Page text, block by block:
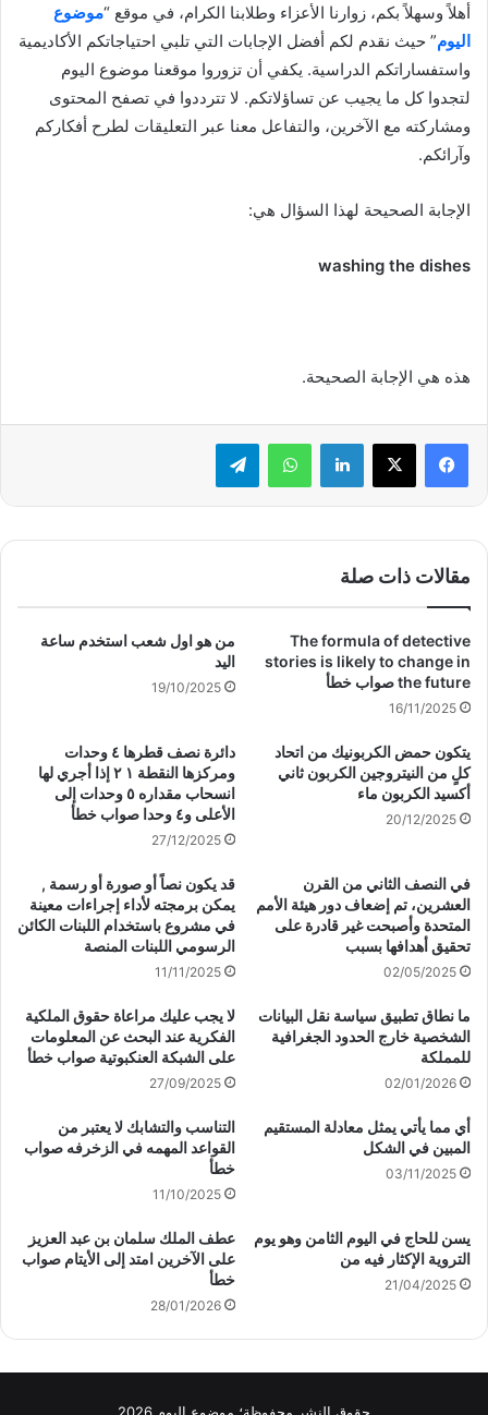
أهلاً وسهلاً بكم، زوارنا الأعزاء وطلابنا الكرام، في موقع “موضوع
اليوم” حيث نقدم لكم أفضل الإجابات التي تلبي احتياجاتكم الأكاديمية
واستفساراتكم الدراسية. يكفي أن تزوروا موقعنا موضوع اليوم
لتجدوا كل ما يجيب عن تساؤلاتكم. لا تترددوا في تصفح المحتوى
ومشاركته مع الآخرين، والتفاعل معنا عبر التعليقات لطرح أفكاركم
وآرائكم.
الإجابة الصحيحة لهذا السؤال هي:
washing the dishes
هذه هي الإجابة الصحيحة.
لينكدإن واتساب تيلقرام
مقالات ذات صلة
The formula of detective
stories is likely to change in
the future صواب خطأ
16/11/2025
من هو اول شعب استخدم ساعة
اليد
19/10/2025
يتكون حمض الكربونيك من اتحاد
كلٍ من النيتروجين الكربون ثاني
أكسيد الكربون ماء
20/12/2025
دائرة نصف قطرها ٤ وحدات
ومركزها النقطة ١ ٢ إذا أجري لها
انسحاب مقداره ٥ وحدات إلى
الأعلى و٤ وحدا صواب خطأ
27/12/2025
في النصف الثاني من القرن
العشرين، تم إضعاف دور هيئة الأمم
المتحدة وأصبحت غير قادرة على
تحقيق أهدافها بسبب
02/05/2025
قد يكون نصاً أو صورة أو رسمة ,
يمكن برمجته لأداء إجراءات معينة
في مشروع باستخدام اللبنات الكائن
الرسومي اللبنات المنصة
11/11/2025
ما نطاق تطبيق سياسة نقل البيانات
الشخصية خارج الحدود الجغرافية
للمملكة
02/01/2026
لا يجب عليك مراعاة حقوق الملكية
الفكرية عند البحث عن المعلومات
على الشبكة العنكبوتية صواب خطأ
27/09/2025
أي مما يأتي يمثل معادلة المستقيم
المبين في الشكل
03/11/2025
التناسب والتشابك لا يعتبر من
القواعد المهمه في الزخرفه صواب
خطأ
11/10/2025
يسن للحاج في اليوم الثامن وهو يوم
التروية الإكثار فيه من
21/04/2025
عطف الملك سلمان بن عبد العزيز
على الآخرين امتد إلى الأيتام صواب
خطأ
28/01/2026
حقوق النشر محفوظة؛ موضوع اليوم 2026